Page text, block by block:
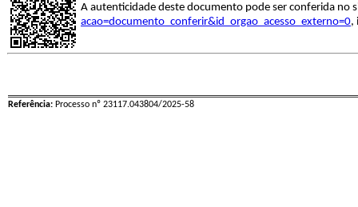
A autenticidade deste documento pode ser conferida no
acao=documento_conferir&id_orgao_acesso_externo=0,
Referência: Processo nº 23117.043804/2025-58